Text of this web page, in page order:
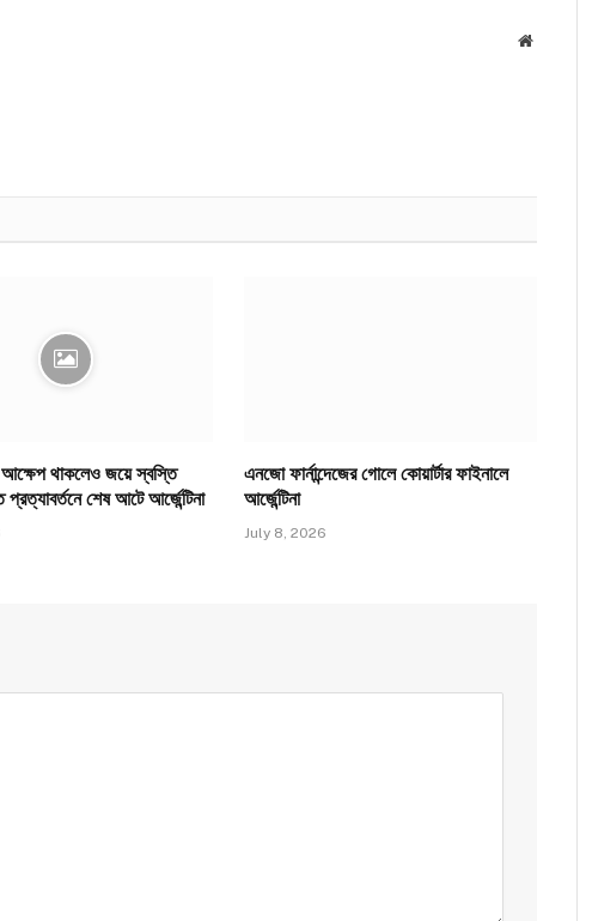
Website
আক্ষেপ থাকলেও জয়ে স্বস্তি
প্রত্যাবর্তনে শেষ আটে আর্জেন্টিনা
এনজো ফার্নান্দেজের গোলে কোয়ার্টার ফাইনালে
আর্জেন্টিনা
July 8, 2026